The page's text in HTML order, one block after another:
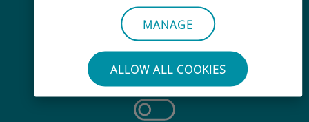
MANAGE
ALLOW ALL COOKIES
手間いらず
使用中のSIMカードを抜き差しする
必要はありません